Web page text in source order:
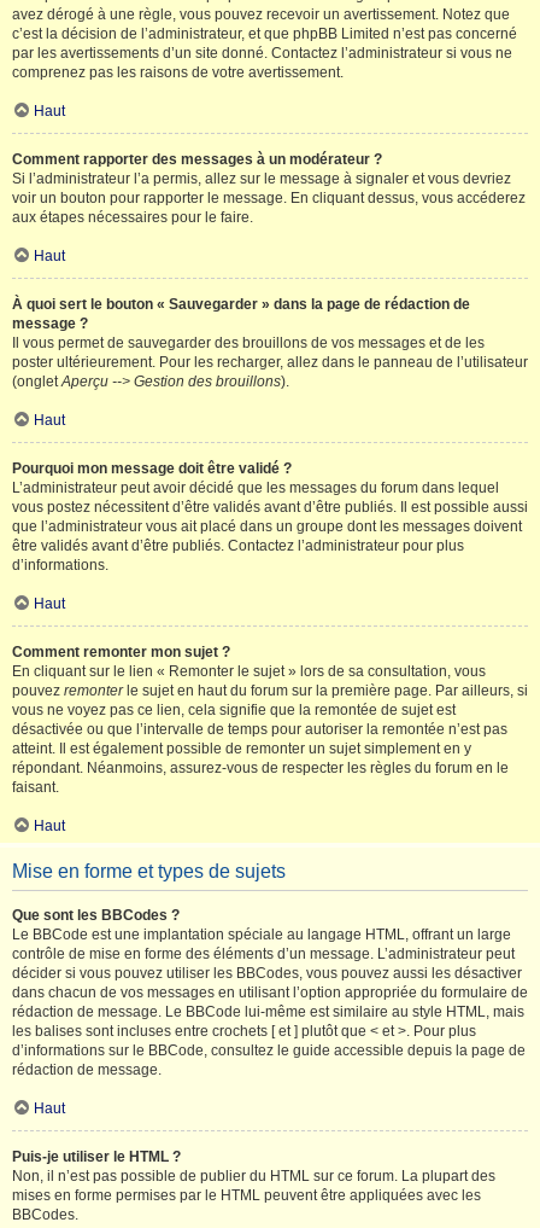
avez dérogé à une règle, vous pouvez recevoir un avertissement. Notez que
c’est la décision de l’administrateur, et que phpBB Limited n’est pas concerné
par les avertissements d’un site donné. Contactez l’administrateur si vous ne
comprenez pas les raisons de votre avertissement.
Haut
Comment rapporter des messages à un modérateur ?
Si l’administrateur l’a permis, allez sur le message à signaler et vous devriez
voir un bouton pour rapporter le message. En cliquant dessus, vous accéderez
aux étapes nécessaires pour le faire.
Haut
À quoi sert le bouton « Sauvegarder » dans la page de rédaction de
message ?
Il vous permet de sauvegarder des brouillons de vos messages et de les
poster ultérieurement. Pour les recharger, allez dans le panneau de l’utilisateur
(ongletAperçu --> Gestion des brouillons).
Haut
Pourquoi mon message doit être validé ?
L’administrateur peut avoir décidé que les messages du forum dans lequel
vous postez nécessitent d’être validés avant d’être publiés. Il est possible aussi
que l’administrateur vous ait placé dans un groupe dont les messages doivent
être validés avant d’être publiés. Contactez l’administrateur pour plus
d’informations.
Haut
Comment remonter mon sujet ?
En cliquant sur le lien « Remonter le sujet » lors de sa consultation, vous
pouvez remonterle sujet en haut du forum sur la première page. Par ailleurs, si
vous ne voyez pas ce lien, cela signifie que la remontée de sujet est
désactivée ou que l’intervalle de temps pour autoriser la remontée n’est pas
atteint. Il est également possible de remonter un sujet simplement en y
répondant. Néanmoins, assurez-vous de respecter les règles du forum en le
faisant.
Haut
Mise en forme et types de sujets
Que sont les BBCodes ?
Le BBCode est une implantation spéciale au langage HTML, offrant un large
contrôle de mise en forme des éléments d’un message. L’administrateur peut
décider si vous pouvez utiliser les BBCodes, vous pouvez aussi les désactiver
dans chacun de vos messages en utilisant l’option appropriée du formulaire de
rédaction de message. Le BBCode lui-même est similaire au style HTML, mais
les balises sont incluses entre crochets [ et ] plutôt que < et >. Pour plus
d’informations sur le BBCode, consultez le guide accessible depuis la page de
rédaction de message.
Haut
Puis-je utiliser le HTML ?
Non, il n’est pas possible de publier du HTML sur ce forum. La plupart des
mises en forme permises par le HTML peuvent être appliquées avec les
BBCodes.